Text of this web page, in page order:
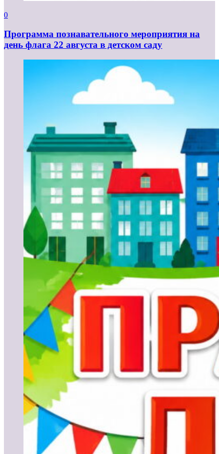
0
Программа познавательного мероприятия на
день флага 22 августа в детском саду